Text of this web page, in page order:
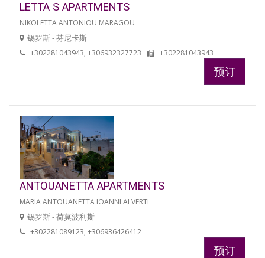
LETTA S APARTMENTS
NIKOLETTA ANTONIOU MARAGOU
锡罗斯 - 芬尼卡斯
+302281043943, +306932327723 +302281043943
预订
ANTOUANETTA APARTMENTS
MARIA ANTOUANETTA IOANNI ALVERTI
锡罗斯 - 荷莫波利斯
+302281089123, +306936426412
预订